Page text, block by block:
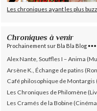
Les chroniques ayant les plus
Chroniques à venir
Prochainement sur Bla Bla Blog •••
Alex Nante, Souffles I – Anima
Arsène K., Échange de patins
Café philosophique de Montargis
Les Chroniques de Philomène
Les Cramés de la Bobine